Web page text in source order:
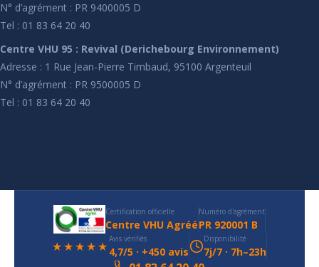
N° d’agrément : PR 9400005 D
Tel : 01 83 64 20 40
Centre VHU 95 : Revival (Derichebourg Environnement)
Adresse : 1 Rue Jean-Pierre Timbaud, 95100 Argenteuil
N° d’agrément : PR 9500005 D
Tel : 01 83 64 20 40
Certification officielle
Centre VHU Agréé
Numéro d'agrément
PR 920001 B
★★★★★ Avis vérifiés
4,7/5 · +450 avis
Disponibilité
7j/7 · 7h–23h